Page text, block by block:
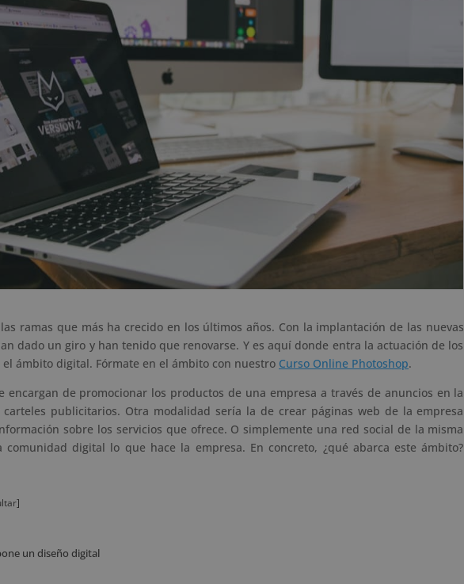
ramas que más ha crecido en los últimos años. Con la implantación de las nuevas
dado un giro y han tenido que renovarse. Y es aquí donde entra la actuación de los
ámbito digital. Fórmate en el ámbito con nuestro Curso Online Photoshop.
encargan de promocionar los productos de una empresa a través de anuncios en la
publicitarios. Otra modalidad sería la de crear páginas web de la empresa
sobre los servicios que ofrece. O simplemente una red social de la misma
digital lo que hace la empresa. En concreto, ¿qué abarca este ámbito?
]
un diseño digital